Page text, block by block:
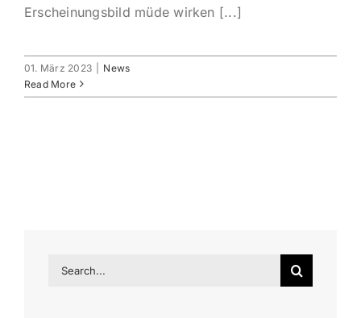
Erscheinungsbild müde wirken [...]
01. März 2023
News
Read More
Search